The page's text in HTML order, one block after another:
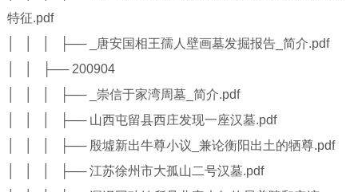
特征.pdf
│ │ │ ├── _唐安国相王孺人壁画墓发掘报告_简介.pdf
│ │ ├── 200904
│ │ │ ├── _崇信于家湾周墓_简介.pdf
│ │ │ ├── 山西屯留县西庄发现一座汉墓.pdf
│ │ │ ├── 殷墟新出牛尊小议_兼论衡阳出土的牺尊.pdf
│ │ │ ├── 江苏徐州市大孤山二号汉墓.pdf